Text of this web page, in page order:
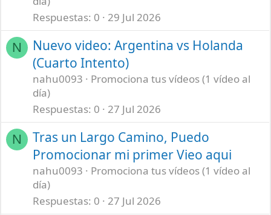
Respuestas 0 29 Jul 2026
N
Nuevo video: Argentina vs Holanda
(Cuarto Intento)
nahu0093
Promociona tus vídeos (1 vídeo al
día)
Respuestas 0 27 Jul 2026
N
Tras un Largo Camino, Puedo
Promocionar mi primer Vieo aqui
nahu0093
Promociona tus vídeos (1 vídeo al
día)
Respuestas 0 27 Jul 2026